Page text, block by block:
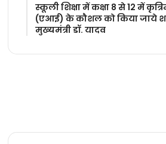
स्कूली शिक्षा में कक्षा 8 से 12 में
(एआई) के कौशल को किया जाये
मुख्यमंत्री डॉ. यादव